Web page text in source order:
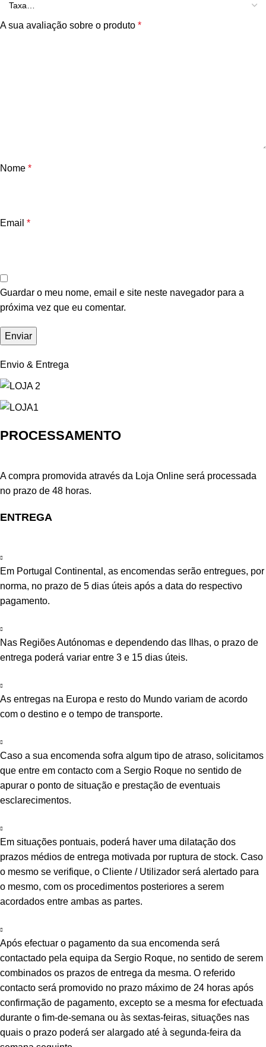
A sua avaliação sobre o produto *
Nome *
Email *
Guardar o meu nome, email e site neste navegador para a
próxima vez que eu comentar.
Envio & Entrega
PROCESSAMENTO
A compra promovida através da Loja Online será processada
no prazo de 48 horas.
ENTREGA
Em Portugal Continental, as encomendas serão entregues, por
norma, no prazo de 5 dias úteis após a data do respectivo
pagamento.
Nas Regiões Autónomas e dependendo das Ilhas, o prazo de
entrega poderá variar entre 3 e 15 dias úteis.
As entregas na Europa e resto do Mundo variam de acordo
com o destino e o tempo de transporte.
Caso a sua encomenda sofra algum tipo de atraso, solicitamos
que entre em contacto com a Sergio Roque no sentido de
apurar o ponto de situação e prestação de eventuais
esclarecimentos.
Em situações pontuais, poderá haver uma dilatação dos
prazos médios de entrega motivada por ruptura de stock. Caso
o mesmo se verifique, o Cliente / Utilizador será alertado para
o mesmo, com os procedimentos posteriores a serem
acordados entre ambas as partes.
Após efectuar o pagamento da sua encomenda será
contactado pela equipa da Sergio Roque, no sentido de serem
combinados os prazos de entrega da mesma. O referido
contacto será promovido no prazo máximo de 24 horas após
confirmação de pagamento, excepto se a mesma for efectuada
durante o fim-de-semana ou às sextas-feiras, situações nas
quais o prazo poderá ser alargado até à segunda-feira da